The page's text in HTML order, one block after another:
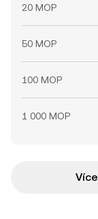
20 MOP
50 MOP
100 MOP
1 000 MOP